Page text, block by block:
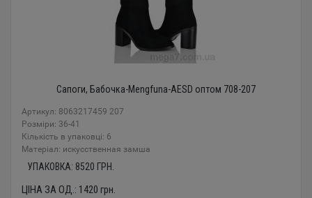
Сапоги, Бабочка-Mengfuna-AESD оптом 708-207
Артикул: 8063217459 207
Розміри: 36-41
Кількість в упаковці: 6
Mатеріал: искусственная замша
УПАКОВКА: 8520 ГРН.
ЦІНА ЗА ОД.: 1420 грн.